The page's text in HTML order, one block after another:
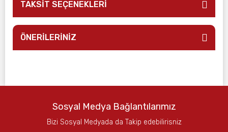
TAKSİT SEÇENEKLERİ
ÖNERİLERİNİZ
Sosyal Medya Bağlantılarımız
Bizi Sosyal Medyada da Takip edebilirisniz